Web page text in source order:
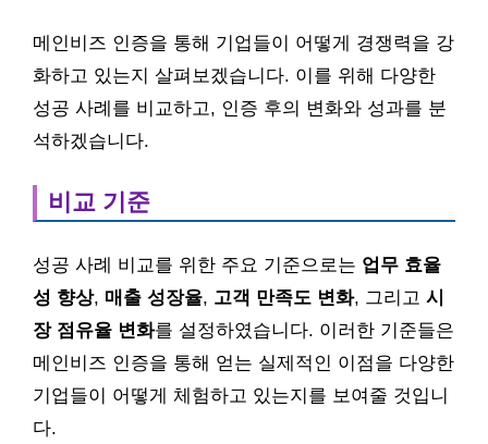
메인비즈 인증을 통해 기업들이 어떻게 경쟁력을 강
화하고 있는지 살펴보겠습니다. 이를 위해 다양한
성공 사례를 비교하고, 인증 후의 변화와 성과를 분
석하겠습니다.
비교 기준
성공 사례 비교를 위한 주요 기준으로는 업무 효율
성 향상, 매출 성장율, 고객 만족도 변화, 그리고 시
장 점유율 변화를 설정하였습니다. 이러한 기준들은
메인비즈 인증을 통해 얻는 실제적인 이점을 다양한
기업들이 어떻게 체험하고 있는지를 보여줄 것입니
다.